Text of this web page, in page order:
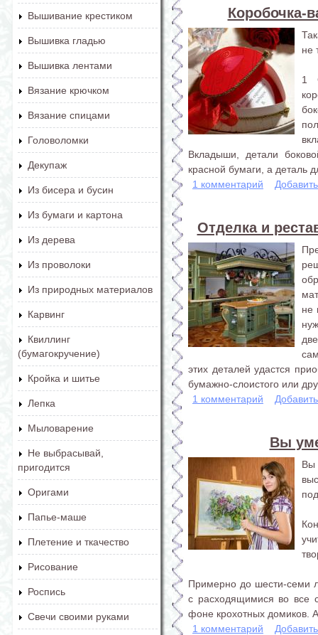
Вышивание крестиком
Вышивка гладью
Вышивка лентами
Вязание крючком
Вязание спицами
Головоломки
Декупаж
Из бисера и бусин
Из бумаги и картона
Из дерева
Из проволоки
Из природных материалов
Карвинг
Квиллинг
(бумагокручение)
Кройка и шитье
Лепка
Мыловарение
Не выбрасывай,
пригодится
Оригами
Папье-маше
Плетение и ткачество
Рисование
Роспись
Свечи своими руками
Коробочка-
не
1
Вкладыши, детали
красной бумаги, а деталь
1 комментарий
Отделка и
не
этих деталей удастся
бумажно-слоистого или
1 комментарий
Вы
Вы
Примерно до шести-семи
с расходящимися во все
фоне крохотных домиков.
1 комментарий